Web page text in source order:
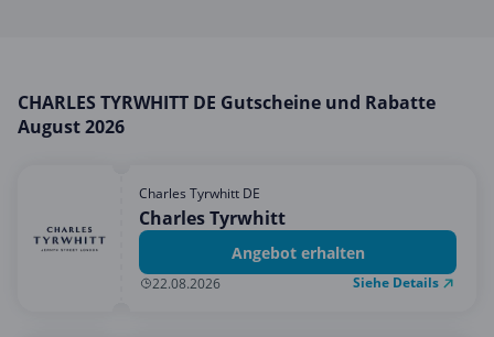
Sonstiges
Sport & Freizeit
CHARLES TYRWHITT DE Gutscheine und Rabatte
August 2026
Charles Tyrwhitt DE
Charles Tyrwhitt
Angebot erhalten
22.08.2026 Siehe Details